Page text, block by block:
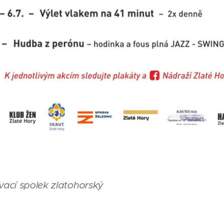
spolek zlatohorský